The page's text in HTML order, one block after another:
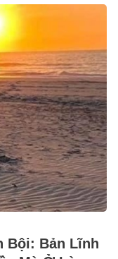
Bội: Bản Lĩnh